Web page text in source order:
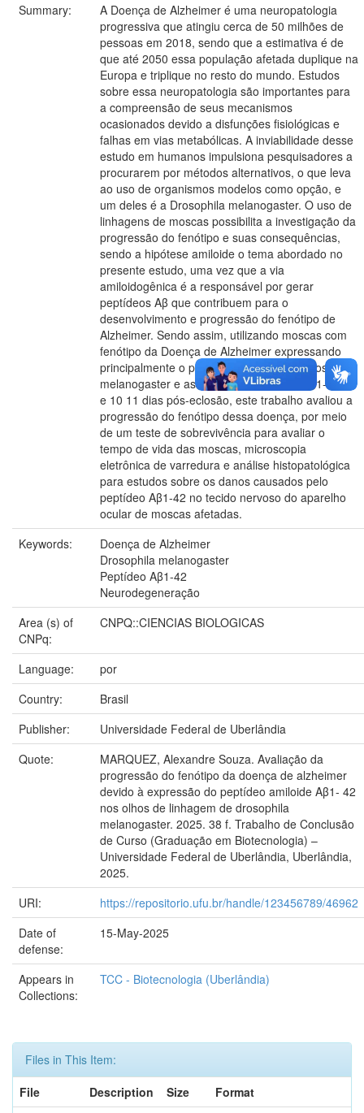
Summary:
A Doença de Alzheimer é uma neuropatologia
progressiva que atingiu cerca de 50 milhões de
pessoas em 2018, sendo que a estimativa é de
que até 2050 essa população afetada duplique na
Europa e triplique no resto do mundo. Estudos
sobre essa neuropatologia são importantes para
a compreensão de seus mecanismos
ocasionados devido a disfunções fisiológicas e
falhas em vias metabólicas. A inviabilidade desse
estudo em humanos impulsiona pesquisadores a
procurarem por métodos alternativos, o que leva
ao uso de organismos modelos como opção, e
um deles é a Drosophila melanogaster. O uso de
linhagens de moscas possibilita a investigação da
progressão do fenótipo e suas consequências,
sendo a hipótese amiloide o tema abordado no
presente estudo, uma vez que a via
amiloidogênica é a responsável por gerar
peptídeos Aβ que contribuem para o
desenvolvimento e progressão do fenótipo de
Alzheimer. Sendo assim, utilizando moscas com
fenótipo da Doença de Alzheimer expressando
principalmente o peptídeo Aβ1-42 nos olhos de D.
melanogaster e as avaliando na idade de 1-2, 5-6
e 10 11 dias pós-eclosão, este trabalho avaliou a
progressão do fenótipo dessa doença, por meio
de um teste de sobrevivência para avaliar o
tempo de vida das moscas, microscopia
eletrônica de varredura e análise histopatológica
para estudos sobre os danos causados pelo
peptídeo Aβ1-42 no tecido nervoso do aparelho
ocular de moscas afetadas.
Keywords:
Doença de Alzheimer
Drosophila melanogaster
Peptídeo Aβ1-42
Neurodegeneração
Area (s) of
CNPq:
CNPQ::CIENCIAS BIOLOGICAS
Language:
por
Country:
Brasil
Publisher:
Universidade Federal de Uberlândia
Quote:
MARQUEZ, Alexandre Souza. Avaliação da
progressão do fenótipo da doença de alzheimer
devido à expressão do peptídeo amiloide Aβ1- 42
nos olhos de linhagem de drosophila
melanogaster. 2025. 38 f. Trabalho de Conclusão
de Curso (Graduação em Biotecnologia) –
Universidade Federal de Uberlândia, Uberlândia,
2025.
URI:
https://repositorio.ufu.br/handle/123456789/46962
Date of
defense:
15-May-2025
Appears in
Collections:
TCC - Biotecnologia (Uberlândia)
Files in This Item:
File
Description Size Format